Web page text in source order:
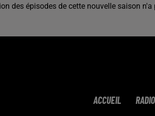
des épisodes de cette nouvelle saison n'a
ACCUEIL RADIO